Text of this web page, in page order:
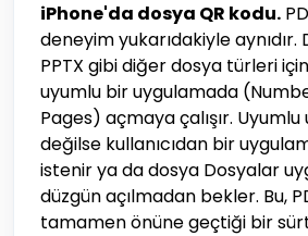
iPhone'da dosya QR kodu.
deneyim yukarıdakiyle aynıdır.
PPTX gibi diğer dosya türleri
uyumlu bir uygulamada
Pages) açmaya çalışır.
değilse kullanıcıdan bir
istenir ya da dosya Dosyalar
düzgün açılmadan bekler. Bu,
tamamen önüne geçtiği bir